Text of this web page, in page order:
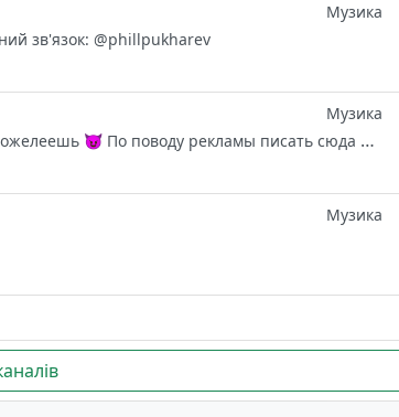
Музика
зв'язок: @phillpukharev
Музика
🕸️Самые пиздатые треки 🕸️ 👿Оставайся не пожелеешь 😈 По поводу рекламы писать сюда 👇 ☠️Создатель😎 @ruslan_omg 🖇️Цель: 10.000пд.📌 👥чатик https://t.me/muzic_999
Музика